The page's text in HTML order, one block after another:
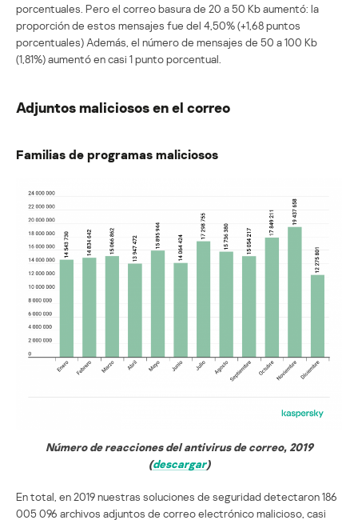
porcentuales. Pero el correo basura de 20 a 50 Kb aumentó: la
proporción de estos mensajes fue del 4,50% (+1,68 puntos
porcentuales) Además, el número de mensajes de 50 a 100 Kb
(1,81%) aumentó en casi 1 punto porcentual.
Adjuntos maliciosos en el correo
Familias de programas maliciosos
Número de reacciones del antivirus de correo, 2019
(descargar)
En total, en 2019 nuestras soluciones de seguridad detectaron 186
005 096 archivos adjuntos de correo electrónico malicioso, casi